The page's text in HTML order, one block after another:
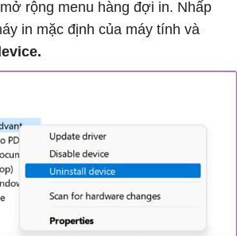
rộng menu hàng đợi in. Nhấp
in mặc định của máy tính và